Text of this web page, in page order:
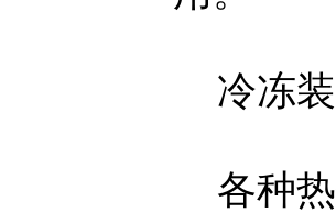
冷冻装
各种热